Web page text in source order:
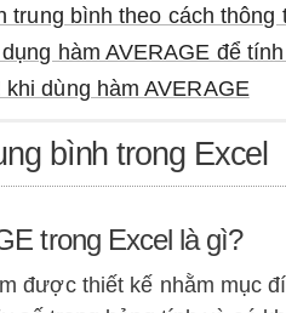
trung bình theo cách thông
hàm AVERAGE để
khi dùng hàm AVERAGE
bình trong Excel
trong Excel là gì?
được thiết kế nhằm mục